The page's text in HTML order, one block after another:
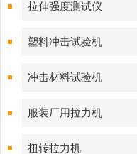
拉伸强度测试仪
塑料冲击试验机
冲击材料试验机
服装厂用拉力机
扭转拉力机